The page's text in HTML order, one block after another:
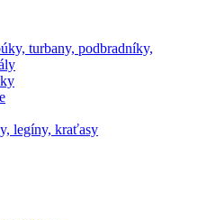
turbany, podbradníky,
legíny, kraťasy